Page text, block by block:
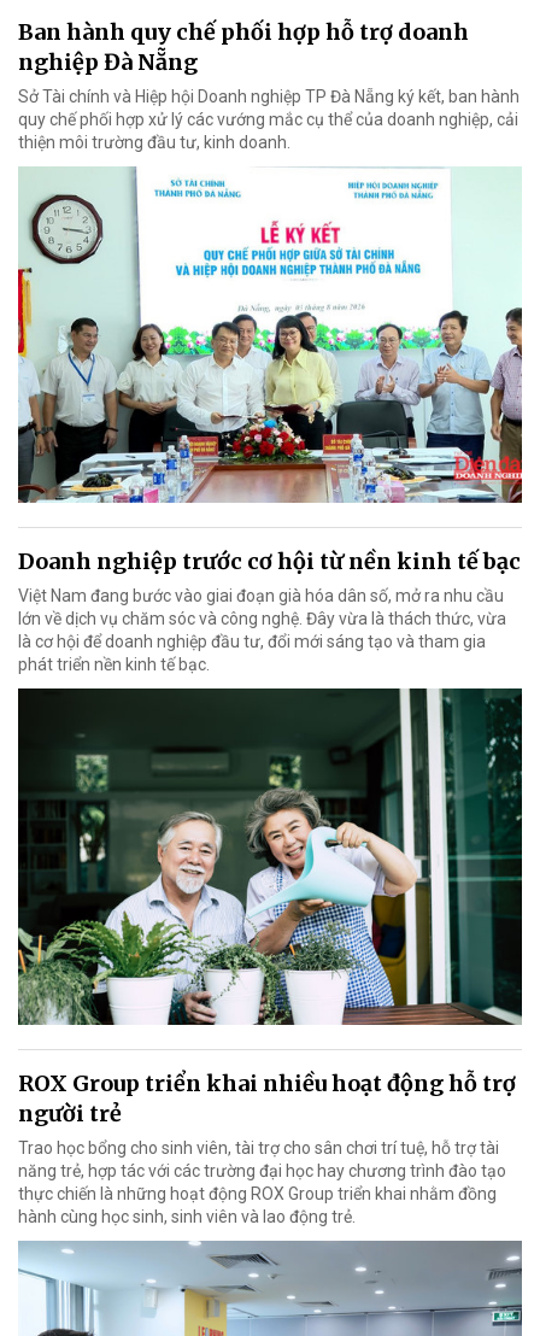
Ban hành quy chế phối hợp hỗ trợ doanh
nghiệp Đà Nẵng
Sở Tài chính và Hiệp hội Doanh nghiệp TP Đà Nẵng ký kết, ban hành
quy chế phối hợp xử lý các vướng mắc cụ thể của doanh nghiệp, cải
thiện môi trường đầu tư, kinh doanh.
Doanh nghiệp trước cơ hội từ nền kinh tế bạc
Việt Nam đang bước vào giai đoạn già hóa dân số, mở ra nhu cầu
lớn về dịch vụ chăm sóc và công nghệ. Đây vừa là thách thức, vừa
là cơ hội để doanh nghiệp đầu tư, đổi mới sáng tạo và tham gia
phát triển nền kinh tế bạc.
ROX Group triển khai nhiều hoạt động hỗ trợ
người trẻ
Trao học bổng cho sinh viên, tài trợ cho sân chơi trí tuệ, hỗ trợ tài
năng trẻ, hợp tác với các trường đại học hay chương trình đào tạo
thực chiến là những hoạt động ROX Group triển khai nhằm đồng
hành cùng học sinh, sinh viên và lao động trẻ.